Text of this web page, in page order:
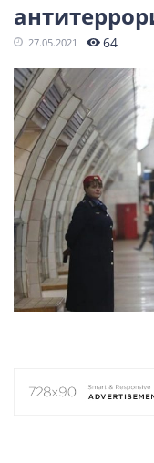
НОВИНИ
Головні
новини
Одеса
НОВИНИ СВІТУ
ВІЙСЬКОВІ
27.05.2021 64